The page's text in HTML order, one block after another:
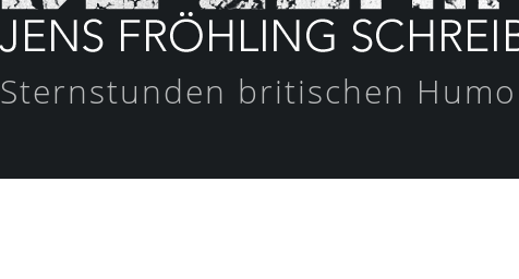
Sternstunden britischen